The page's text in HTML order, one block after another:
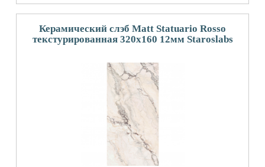
Керамический слэб Matt Statuario Rosso
текстурированная 320x160 12мм Staroslabs